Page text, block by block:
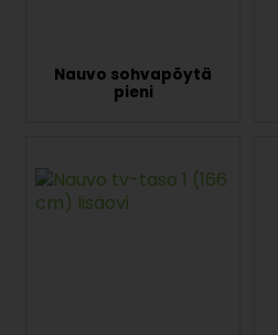
Nauvo sohvapöytä
pieni